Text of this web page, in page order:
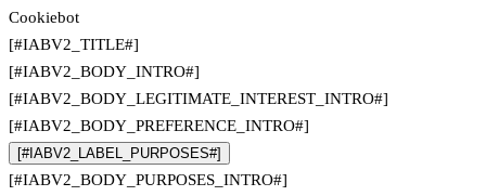
Cookiebot
[#IABV2_TITLE#]
[#IABV2_BODY_INTRO#]
[#IABV2_BODY_LEGITIMATE_INTEREST_INTRO#]
[#IABV2_BODY_PREFERENCE_INTRO#]
[#IABV2_LABEL_PURPOSES#]
[#IABV2_BODY_PURPOSES_INTRO#]